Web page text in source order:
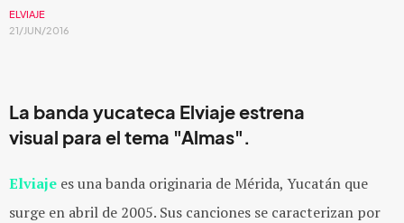
ELVIAJE
21/JUN/2016
La banda yucateca Elviaje estrena
visual para el tema "Almas".
Elviaje es una banda originaria de Mérida, Yucatán que
surge en abril de 2005. Sus canciones se caracterizan por